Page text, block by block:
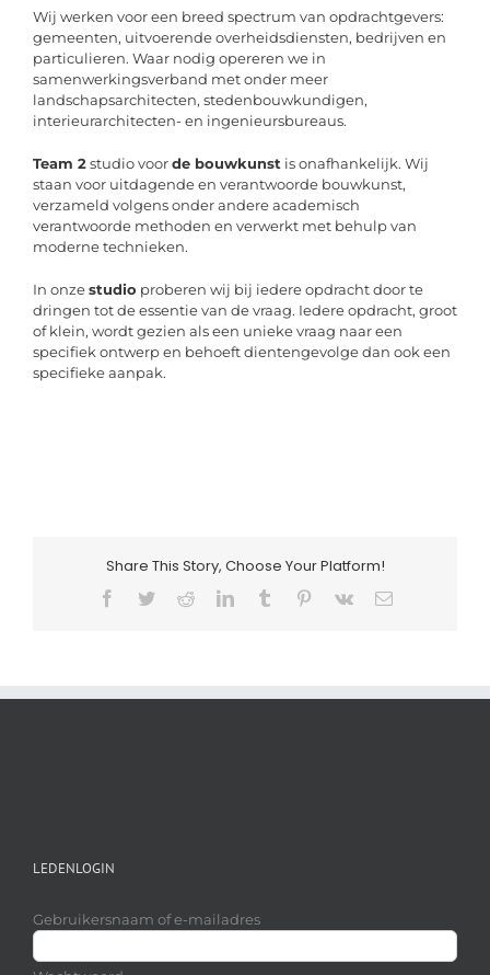
Wij werken voor een breed spectrum van opdrachtgevers:
gemeenten, uitvoerende overheidsdiensten, bedrijven en
particulieren. Waar nodig opereren we in
samenwerkingsverband met onder meer
landschapsarchitecten, stedenbouwkundigen,
interieurarchitecten- en ingenieursbureaus.
Team 2studio voorde bouwkunst is onafhankelijk. Wij
staan voor uitdagende en verantwoorde bouwkunst,
verzameld volgens onder andere academisch
verantwoorde methoden en verwerkt met behulp van
moderne technieken.
In onzestudio proberen wij bij iedere opdracht door te
dringen tot de essentie van de vraag. Iedere opdracht, groot
of klein, wordt gezien als een unieke vraag naar een
specifiek ontwerp en behoeft dientengevolge dan ook een
specifieke aanpak.
Share This Story, Choose Your Platform!
Facebook
TwitterRedditLinkedInTumblr Pinterest
Vk
E-
LEDENLOGIN
Gebruikersnaam of e-mailadres